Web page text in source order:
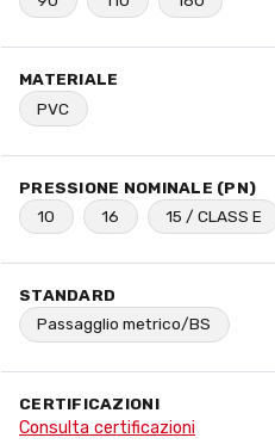
MATERIALE
PVC
PRESSIONE NOMINALE (PN)
10
16 15 / CLASS E
STANDARD
Passagglio metrico/BS
CERTIFICAZIONI
Consulta certificazioni